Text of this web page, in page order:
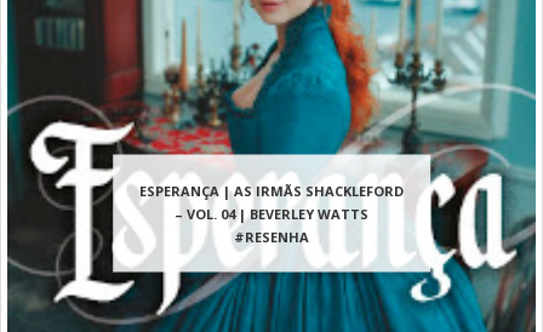
ESPERANÇA | AS IRMÃS SHACKLEFORD
– VOL. 04 | BEVERLEY WATTS
#RESENHA